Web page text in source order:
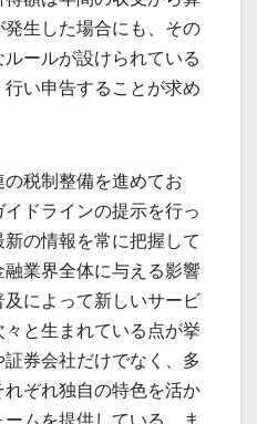
生した場合にも、その
ールが設けられている
い申告することが求め
税制整備を進めてお
ドラインの提示を行っ
の情報を常に把握して
業界全体に与える影響
によって新しいサービ
と生まれている点が挙
券会社だけでなく、多
ぞれ独自の特色を活か
ムを提供している。ま